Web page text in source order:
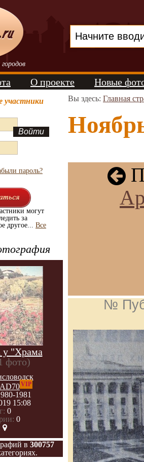
О проекте Новые
участники
пароль?
могут
за
другое... Все
у "Храма
фото)
AD70VIP
1981
15:08
0
0
в 300757
Вы здесь: Главная
№